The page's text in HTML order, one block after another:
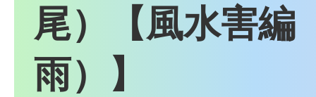
尾）【風水害編
雨）】